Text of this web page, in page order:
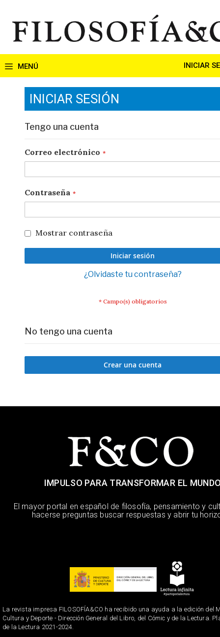
contenido
INICIAR
INICIAR SESIÓN
Tengo una cuenta
Correo electrónico
Contraseña
Mostrar contraseña
Iniciar sesión
¿Olvidaste tu contraseña?
No tengo una cuenta
Crear una cuenta
IMPULSO PARA TRANSFORMAR EL
El mayor portal en español de filosofía, pensamiento y
hacerse preguntas buscar respuestas y abrir tu
La revista impresa FILOSOFÍA&CO ha recibido una ayuda a la edición del
Cultura y Deporte - Dirección General del Libro, del Cómic y de la Lectura.
de la Lectura 2021-2024.